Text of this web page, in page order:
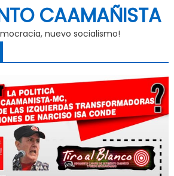
CAAMAÑISTA
nuevo socialismo!